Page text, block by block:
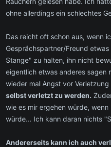
ohne allerdings ein schlechtes
Das reicht oft schon aus, wenn
Gesprächspartner/Freund
Stange" zu halten, ihn nicht
eigentlich etwas anderes sagen
wieder mal Angst vor Verletzung
selbst verletzt zu werden.
wie es mir ergehen würde,
würde... Ich kann daran nichts
Andererseits kann ich auch